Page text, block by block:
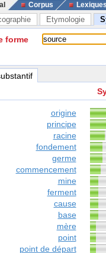
Corpus
Etymologie
forme
origine
principe
racine
fondement
germe
commencement
mine
ferment
cause
base
mère
point
point de départ